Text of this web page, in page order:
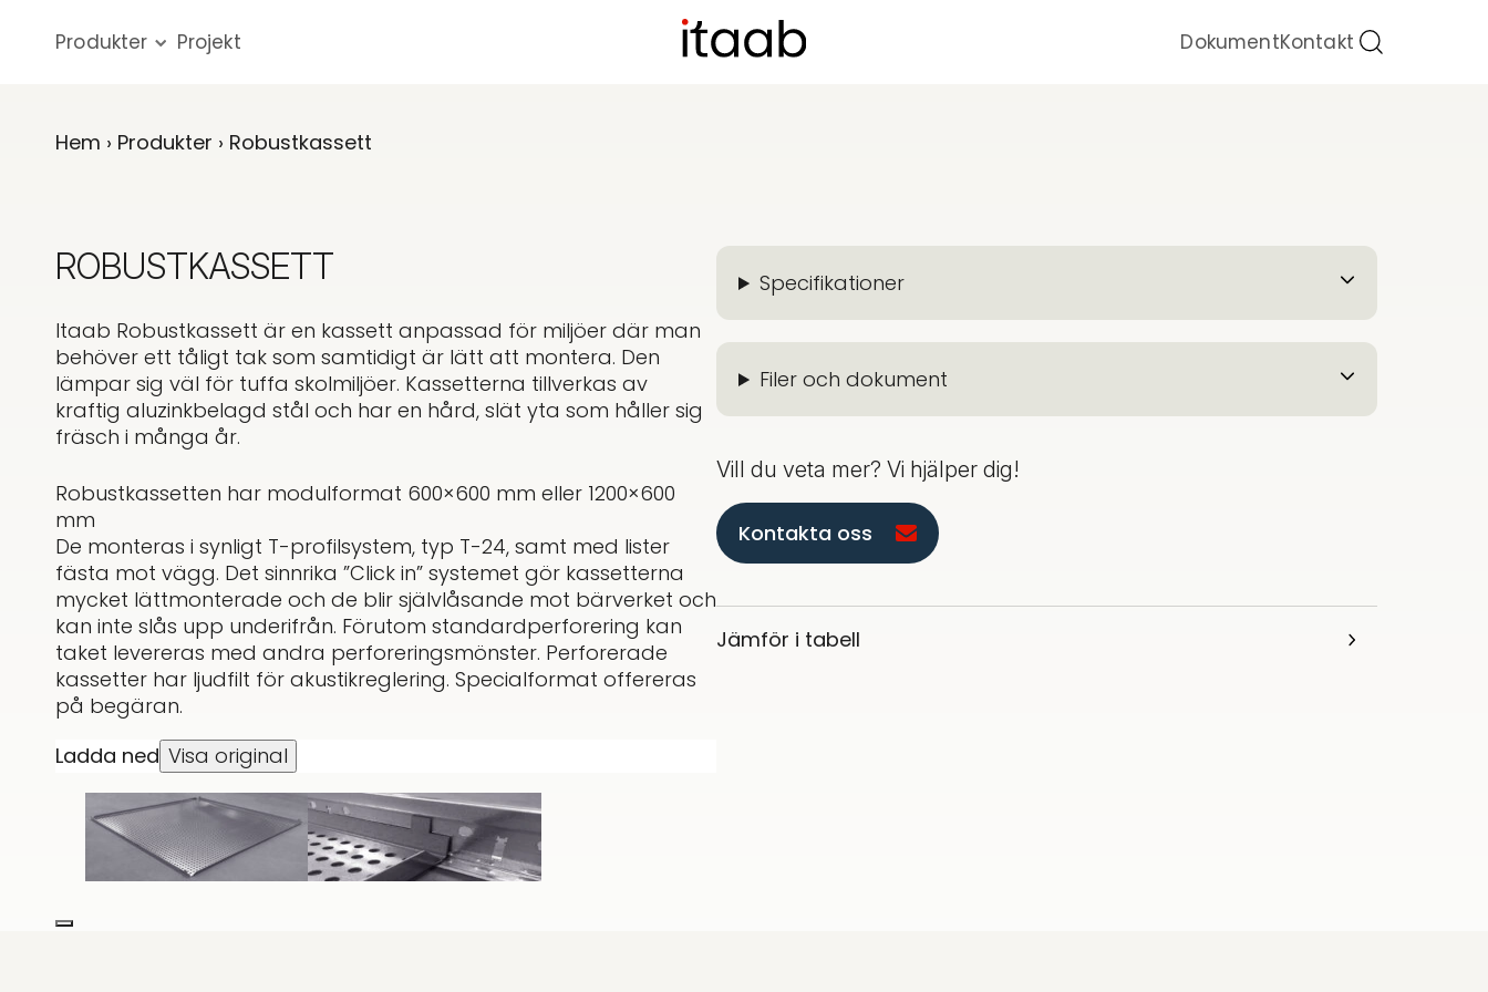
Produkter Projekt DokumentKontakt Sök
Hem › Produkter › Robustkassett
ROBUSTKASSETT
Itaab Robustkassett är en kassett anpassad för miljöer där man
behöver ett tåligt tak som samtidigt är lätt att montera. Den
lämpar sig väl för tuffa skolmiljöer. Kassetterna tillverkas av
kraftig aluzinkbelagd stål och har en hård, slät yta som håller sig
fräsch i många år.
Robustkassetten har modulformat 600×600 mm eller 1200×600
mm
De monteras i synligt T-profilsystem, typ T-24, samt med lister
fästa mot vägg. Det sinnrika ”Click in” systemet gör kassetterna
mycket lättmonterade och de blir självlåsande mot bärverket och
kan inte slås upp underifrån. Förutom standardperforering kan
taket levereras med andra perforeringsmönster. Perforerade
kassetter har ljudfilt för akustikreglering. Specialformat offereras
på begäran.
Ladda ned Visa original
Specifikationer
Filer och dokument
Vill du veta mer? Vi hjälper dig!
Kontakta oss
Jämför i tabell